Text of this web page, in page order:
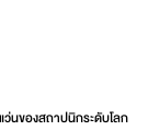
ว่นของสถาปนิกระดับโลก